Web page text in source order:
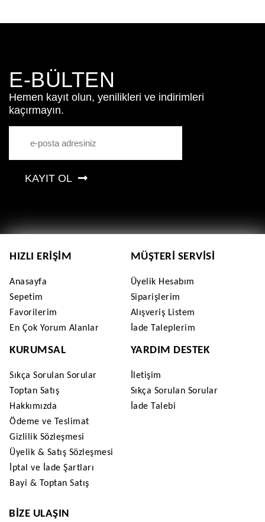
E-BÜLTEN
Hemen kayıt olun, yenilikleri ve indirimleri
kaçırmayın.
KAYIT OL
HIZLI ERIŞIM
Anasayfa
Sepetim
Favorilerim
En Çok Yorum Alanlar
MÜŞTERI SERVISI
Üyelik Hesabım
Siparişlerim
Alışveriş Listem
İade Taleplerim
KURUMSAL
Sıkça Sorulan Sorular
Toptan Satış
Hakkımızda
Ödeme ve Teslimat
Gizlilik Sözleşmesi
Üyelik & Satış Sözleşmesi
İptal ve İade Şartları
Bayi & Toptan Satış
YARDIM DESTEK
İletişim
Sıkça Sorulan Sorular
İade Talebi
BIZE ULAŞIN